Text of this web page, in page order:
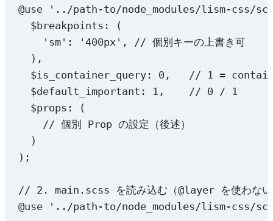
@use
'../path-to/node_modules/lism-css/
$breakpoints : (
'sm' : '400px' ,
// 個別キーの上書き可
),
$is_container_query: 0 ,
// 1 =
$default_important : 1 ,
// 0 / 1
$props : (
// 個別 Prop の設定（後述）
)
);
// 2. main.scss を読み込む（@layer を使わな
@use
'../path-to/node_modules/lism-css/